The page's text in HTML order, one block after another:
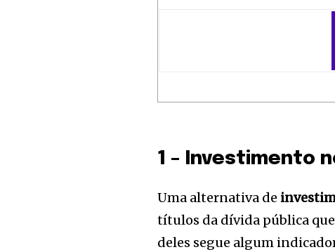
1 – Investimento
Uma alternativa de
títulos da dívida pública
deles segue algum